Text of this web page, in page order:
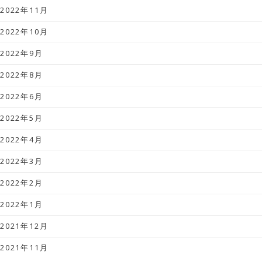
2022年11月
2022年10月
2022年9月
2022年8月
2022年6月
2022年5月
2022年4月
2022年3月
2022年2月
2022年1月
2021年12月
2021年11月